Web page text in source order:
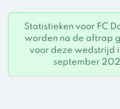
Statistieken voor FC
worden na de aftrap
voor deze wedstrijd
september